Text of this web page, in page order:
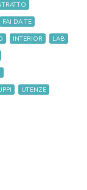
FAI DA TE
INTERIOR LAB
UTENZE